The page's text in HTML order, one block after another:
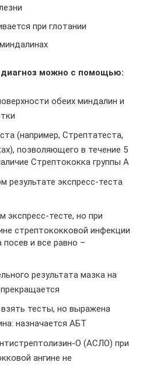
при глотании
можно с помощью:
обеих миндалин и
(например, Стрептатеста,
позволяющего в течение 5
Стрептококка группы А
результате экспресс-теста
экспресс-тесте, но при
стрептококковой инфекции
и все равно –
результата мазка на
тесты, но выражена
назначается АБТ
О (АСЛО) при
ангине не